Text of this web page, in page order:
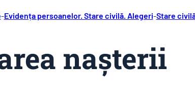
-Evidența persoanelor. Stare civilă. Alegeri-Stare
nașterii